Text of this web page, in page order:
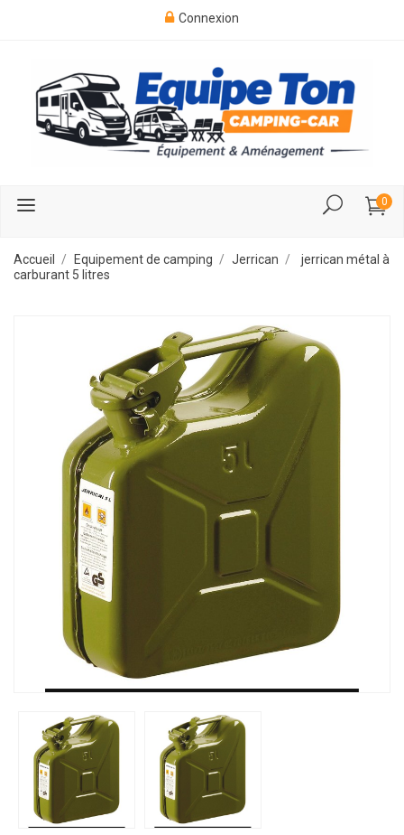
Connexion
0
Accueil Equipement de camping Jerrican
jerrican métal à
carburant 5 litres